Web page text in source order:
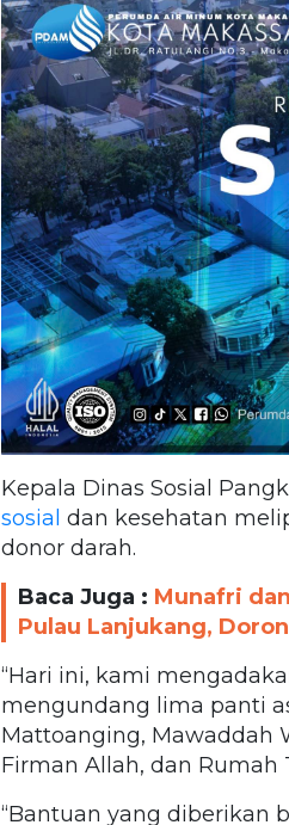
Kepala Dinas Sosial
sosial dan kesehatan
donor darah.
Baca Juga : Munafri
Pulau Lanjukang,
“Hari ini, kami
mengundang lima panti
Mattoanging, Mawaddah
Firman Allah, dan Rumah
“Bantuan yang diberikan